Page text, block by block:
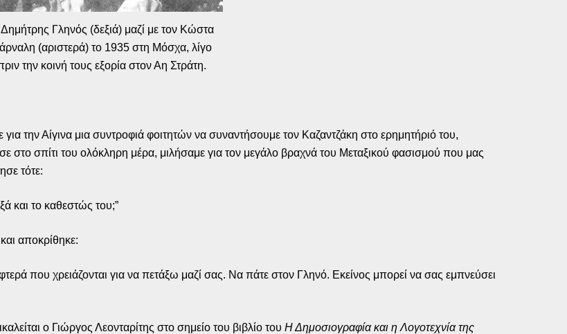
Γληνός (δεξιά) μαζί με τον Κώστα
(αριστερά) το 1935 στη Μόσχα, λίγο
την κοινή τους εξορία στον Αη Στράτη.
την Αίγινα μια συντροφιά φοιτητών να συναντήσουμε τον Καζαντζάκη στο ερημητήριό του,
στο σπίτι του ολόκληρη μέρα, μιλήσαμε για τον μεγάλο βραχνά του Μεταξικού φασισμού που μας
τότε:
και το καθεστώς του;”
αποκρίθηκε:
που χρειάζονται για να πετάξω μαζί σας. Να πάτε στον Γληνό. Εκείνος μπορεί να σας εμπνεύσει
ο Γιώργος Λεονταρίτης στο σημείο του βιβλίο του Η Δημοσιογραφία και η Λογοτεχνία της